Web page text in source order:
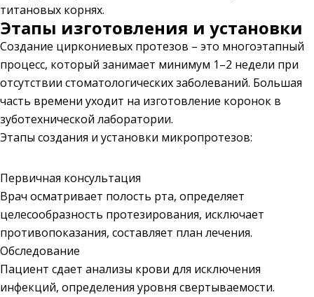
титановых корнях.
Этапы изготовления и установки
Создание циркониевых протезов – это многоэтапный
процесс, который занимает минимум 1–2 недели при
отсутствии стоматологических заболеваний. Большая
часть времени уходит на изготовление коронок в
зуботехнической лаборатории.
Этапы создания и установки микропротезов:
Первичная консультация
Врач осматривает полость рта, определяет
целесообразность протезирования, исключает
противопоказания, составляет план лечения.
Обследование
Пациент сдает анализы крови для исключения
инфекций, определения уровня свертываемости.